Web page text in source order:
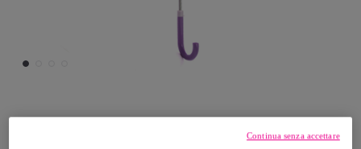
DAM Continua senza accettare